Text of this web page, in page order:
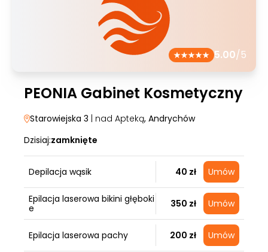
5.00/5
PEONIA Gabinet Kosmetyczny
Starowiejska 3 | nad Apteką, Andrychów
Dzisiaj:zamknięte
Depilacja wąsik 40 zł Umów
Epilacja laserowa bikini głęboki
e
350 zł Umów
Epilacja laserowa pachy 200 zł Umów